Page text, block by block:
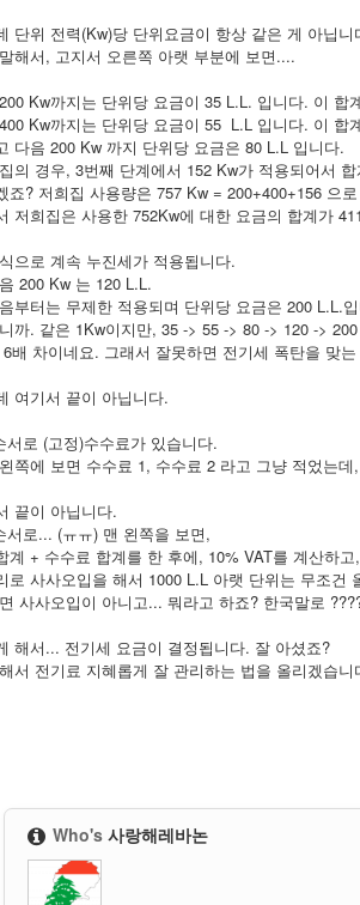
단위 전력(Kw)당 단위요금이 항상 같은 게 아닙니
해서, 고지서 오른쪽 아랫 부분에 보면....
Kw까지는 단위당 요금이 35 L.L. 입니다. 이 합
Kw까지는 단위당 요금이 55 L.L 입니다. 이 합
다음 200 Kw 까지 단위당 요금은 80 L.L 입니다.
의 경우, 3번째 단계에서 152 Kw가 적용되어서
죠? 저희집 사용량은 757 Kw = 200+400+156 으
저희집은 사용한 752Kw에 대한 요금의 합계가
으로 계속 누진세가 적용됩니다.
200 Kw 는 120 L.L.
부터는 무제한 적용되며 단위당 요금은 200 L.L.
까. 같은 1Kw이지만, 35 -> 55 -> 80 -> 120 ->
배 차이네요. 그래서 잘못하면 전기세 폭탄을 맞
여기서 끝이 아닙니다.
서로 (고정)수수료가 있습니다.
쪽에 보면 수수료 1, 수수료 2 라고 그냥 적었는
끝이 아닙니다.
서로... (ㅠㅠ) 맨 왼쪽을 보면,
계 + 수수료 합계를 한 후에, 10% VAT를 계산하
로 사사오입을 해서 1000 L.L 아랫 단위는 무조건
사사오입이 아니고... 뭐라고 하죠? 한국말로
해서... 전기세 요금이 결정됩니다. 잘 아셨죠?
서 전기료 지혜롭게 잘 관리하는 법을 올리겠습니
Who's 사랑해레바논